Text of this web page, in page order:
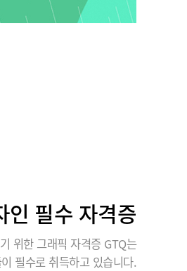
인 필수 자격증
위한 그래픽 자격증 GTQ는
필수로 취득하고 있습니다.